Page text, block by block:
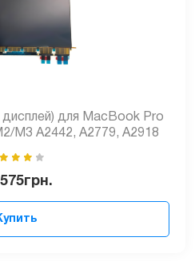
для MacBook Pro
M3 A2442, A2779, A2918
грн.